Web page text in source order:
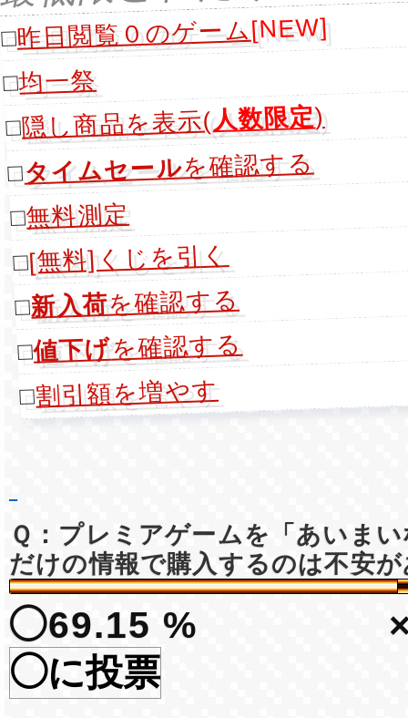
□昨日閲覧０のゲーム[NEW]
□均一祭
□隠し商品を表示(人数限定)
□タイムセールを確認する
□無料測定
□[無料]くじを引く
□新入荷を確認する
□値下げを確認する
□割引額を増やす
Ｑ：プレミアゲームを「あいま
だけの情報で購入するのは不安
◯69.15 %
◯に投票